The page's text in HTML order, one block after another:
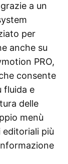
a un
per
anche su
PRO,
consente
fluida e
delle
menù
più